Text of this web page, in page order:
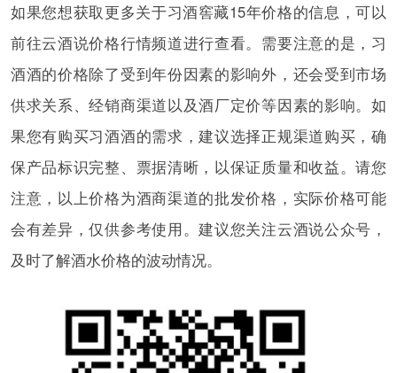
如果您想获取更多关于习酒窖藏15年价格的信息，可以
前往云酒说价格行情频道进行查看。需要注意的是，习
酒酒的价格除了受到年份因素的影响外，还会受到市场
供求关系、经销商渠道以及酒厂定价等因素的影响。如
果您有购买习酒酒的需求，建议选择正规渠道购买，确
保产品标识完整、票据清晰，以保证质量和收益。请您
注意，以上价格为酒商渠道的批发价格，实际价格可能
会有差异，仅供参考使用。建议您关注云酒说公众号，
及时了解酒水价格的波动情况。